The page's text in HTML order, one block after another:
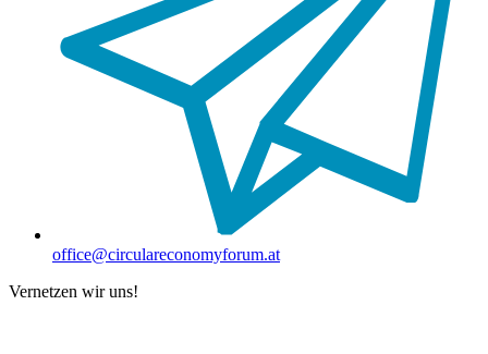
office@circulareconomyforum.at
Vernetzen wir uns!